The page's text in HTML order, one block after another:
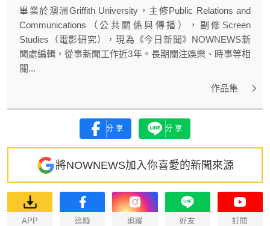
畢業於澳洲Griffith University，主修Public Relations and
Communications（公共關係與傳播），副修Screen
Studies（電影研究），現為《今日新聞》NOWNEWS新
聞處編輯，從事新聞工作近3年。長期關注娛樂、時事等相
關...
作品集
分享 分享
將NOWNEWS加入你喜愛的新聞來源
APP 追蹤 追蹤 好友 訂閱